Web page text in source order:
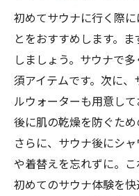
初めてサウナに行く際
とをおすすめします。
しましょう。サウナで
須アイテムです。次に
ルウォーターも用意し
後に肌の乾燥を防ぐため
さらに、サウナ後にシ
や着替えを忘れずに。こ
初めてのサウナ体験を